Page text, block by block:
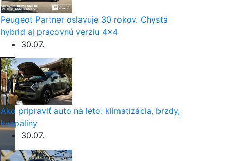
Peugeot Partner oslavuje 30 rokov. Chystá
hybrid aj pracovnú verziu 4×4
30.07.
Ako pripraviť auto na leto: klimatizácia, brzdy,
kvapaliny
30.07.